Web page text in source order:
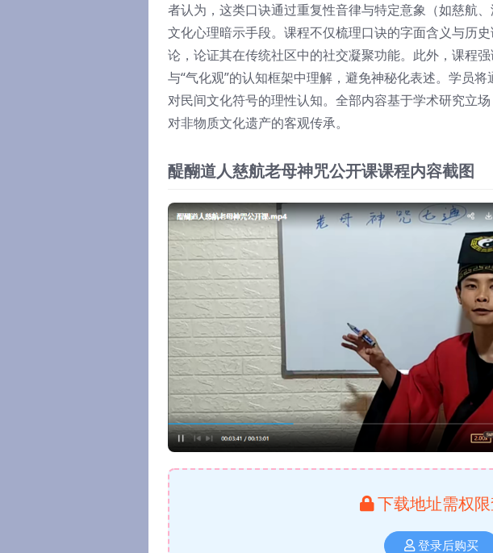
者认为，这类口诀通过重复性音律与特定意象（如慈航
文化心理暗示手段。课程不仅梳理口诀的字面含义与历
论，论证其在传统社区中的社交凝聚功能。此外，课程
与“气化观”的认知框架中理解，避免神秘化表述。学员
对民间文化符号的理性认知。全部内容基于学术研究立
对非物质文化遗产的客观传承。
醍醐道人慈航老母神咒公开课课程内容截图
下载地址需权
登录后购买